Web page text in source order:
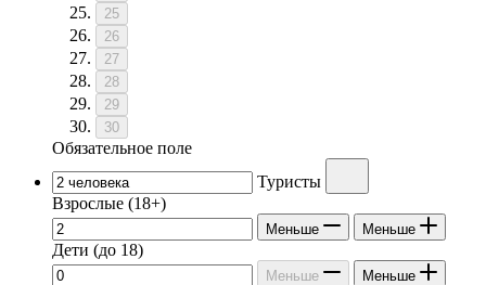
25
26
27
28
29
30
Обязательное поле
Туристы
Взрослые (18+)
Меньше Меньше
Дети (до 18)
Меньше Меньше